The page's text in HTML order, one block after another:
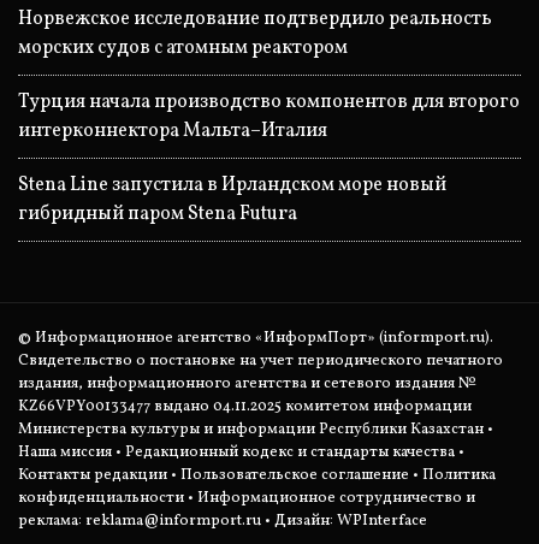
Норвежское исследование подтвердило реальность
морских судов с атомным реактором
Турция начала производство компонентов для второго
интерконнектора Мальта–Италия
Stena Line запустила в Ирландском море новый
гибридный паром Stena Futura
© Информационное агентство «ИнформПорт» (informport.ru).
Свидетельство о постановке на учет периодического печатного
издания, информационного агентства и сетевого издания №
KZ66VPY00133477 выдано 04.11.2025 комитетом информации
Министерства культуры и информации Республики Казахстан •
Наша миссия • Редакционный кодекс и стандарты качества •
Контакты редакции • Пользовательское соглашение • Политика
конфиденциальности • Информационное сотрудничество и
реклама: reklama@informport.ru • Дизайн: WPInterface